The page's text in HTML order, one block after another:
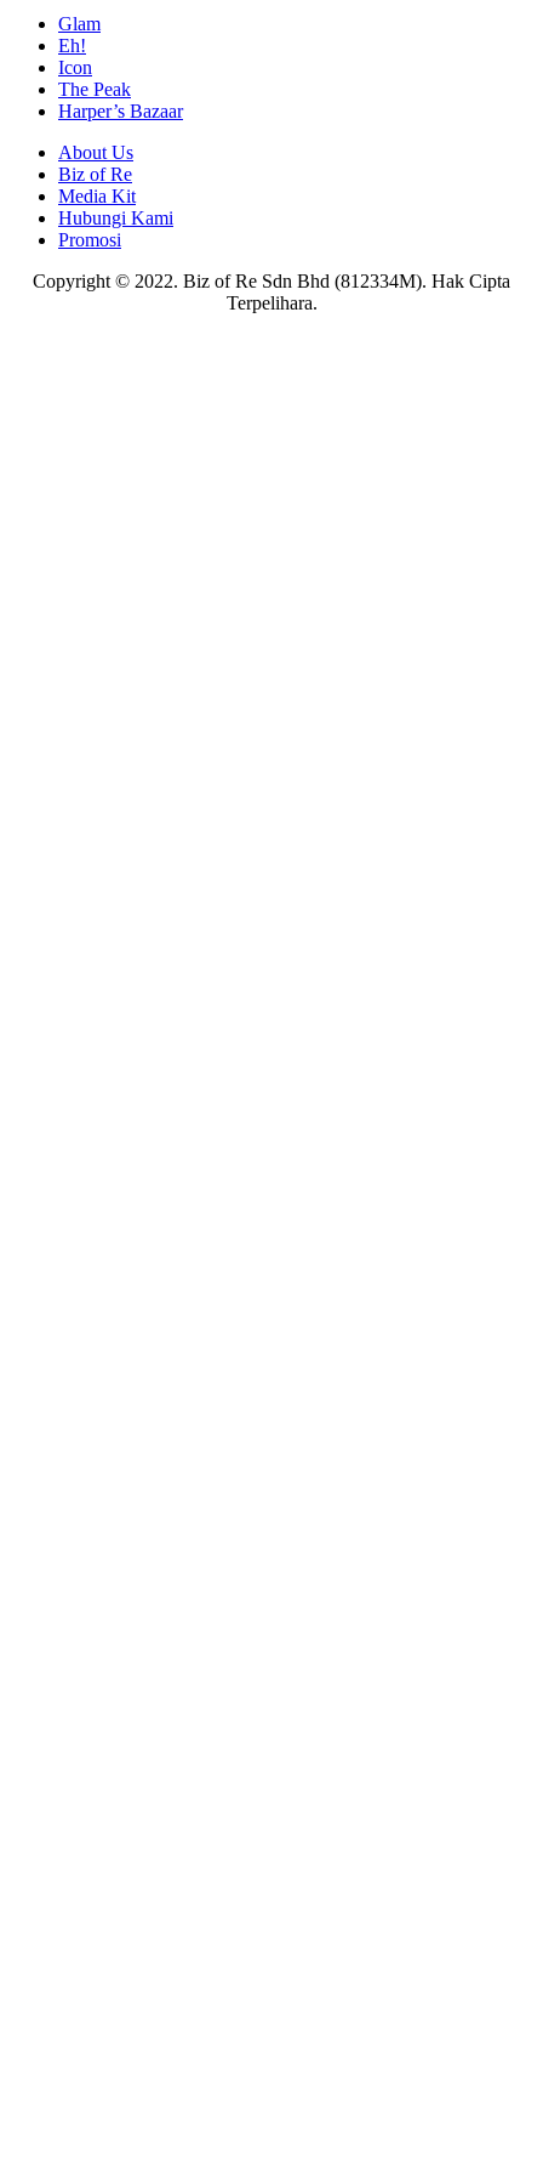
Glam
Eh!
Icon
The Peak
Harper’s Bazaar
About Us
Biz of Re
Media Kit
Hubungi Kami
Promosi
Copyright © 2022. Biz of Re Sdn Bhd (812334M). Hak Cipta
Terpelihara.